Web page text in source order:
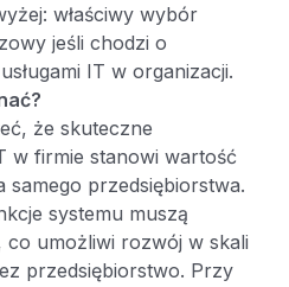
właściwy wybór
jeśli chodzi o
IT w organizacji.
że skuteczne
w firmie stanowi wartość
przedsiębiorstwa.
systemu muszą
co umożliwi rozwój w skali
przedsiębiorstwo. Przy